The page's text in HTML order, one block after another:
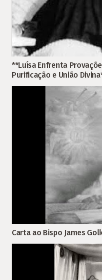
**Luísa Enfrenta
Purificação e União
Carta ao Bispo James